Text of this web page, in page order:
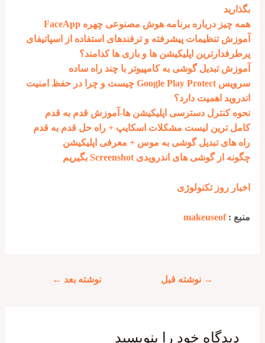
بگذارید
همه چیز درباره برنامه هوش مصنوعی چهره FaceApp
آموزش تنظیمات پیشرفته و ترفندهای استفاده از اسپاتیفای
پرطرفدارترین اپلیکیشن ها و بازی ها کدامند؟
آموزش تبدیل گوشی به کامپیوتر با چند راه ساده
سرویس Google Play Protect چیست و چرا در حفظ امنیت
اندروید اهمیت دارد؟
نحوه کنترل دسترسی اپلیکیشن ها-آموزش قدم به قدم
کامل ترین لیست مشکلات اسکایپ + راه حل قدم به قدم
راه های تبدیل گوشی به موس + معرفی اپلیکیشن
چگونه از گوشی های اندرویدی Screenshot بگیریم
اخبار روز تکنولوژی
منبع :makeuseof
→ نوشته قبل نوشته بعد ←
دیدگاه‌ خود را بنویسید